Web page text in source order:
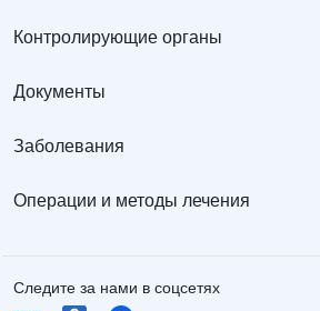
Контролирующие органы
Документы
Заболевания
Операции и методы лечения
Следите за нами в соцсетях